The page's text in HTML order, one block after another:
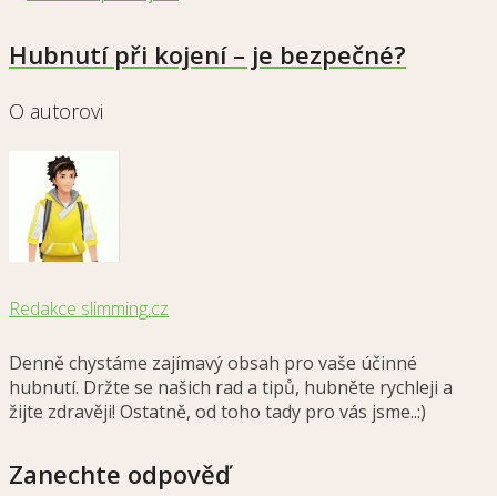
Hubnutí při kojení – je bezpečné?
O autorovi
Redakce slimming.cz
Denně chystáme zajímavý obsah pro vaše účinné
hubnutí. Držte se našich rad a tipů, hubněte rychleji a
žijte zdravěji! Ostatně, od toho tady pro vás jsme..:)
Zanechte odpověď